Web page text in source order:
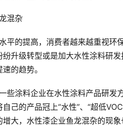
龙混杂
纷升级转型或是加大水性涂料研
的趋势。
己的产品冠上“水性”、“超低VOC
大，水性漆企业鱼龙混杂的现